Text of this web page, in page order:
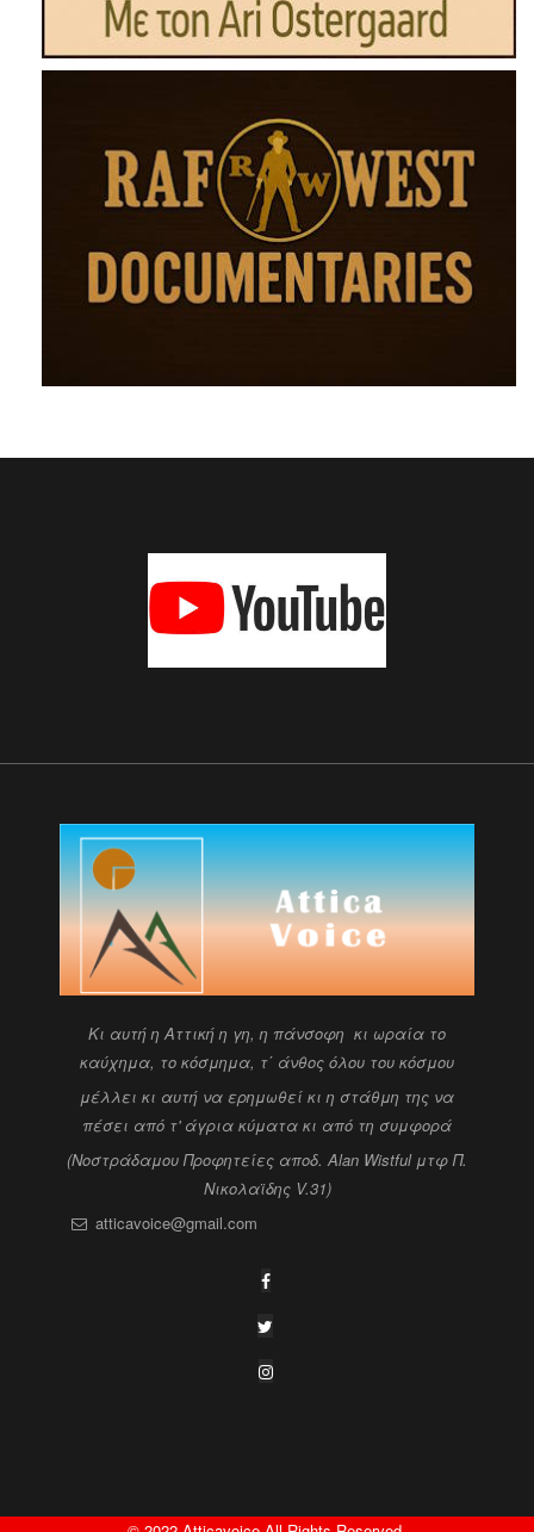
Kι αυτή η Αττική η γη, η πάνσοφη κι ωραία το
καύχημα, το κόσμημα, τ΄ άνθος όλου του κόσμου
μέλλει κι αυτή να ερημωθεί κι η στάθμη της να
πέσει από τ' άγρια κύματα κι από τη συμφορά
(Νοστράδαμου Προφητείες αποδ. Alan Wistful μτφ Π.
Νικολαϊδης V.31)
atticavoice@gmail.com